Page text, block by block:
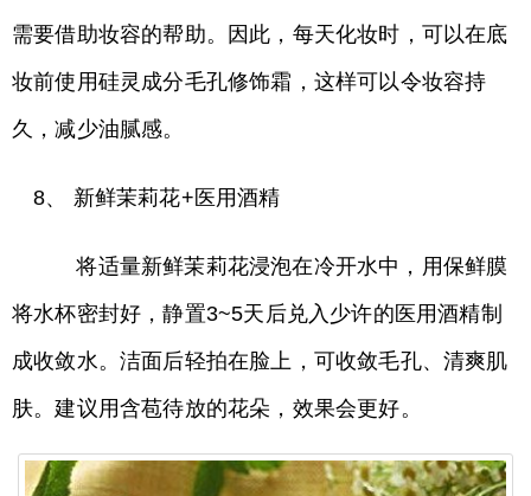
需要借助妆容的帮助。因此，每天化妆时，可以在底
妆前使用硅灵成分毛孔修饰霜，这样可以令妆容持
久，减少油腻感。
8、 新鲜茉莉花+医用酒精
将适量新鲜茉莉花浸泡在冷开水中，用保鲜膜
将水杯密封好，静置3~5天后兑入少许的医用酒精制
成收敛水。洁面后轻拍在脸上，可收敛毛孔、清爽肌
肤。建议用含苞待放的花朵，效果会更好。